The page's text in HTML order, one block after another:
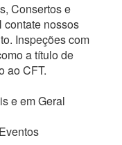
Consertos e
contate nossos
Inspeções com
a título de
ao CFT.
e em Geral